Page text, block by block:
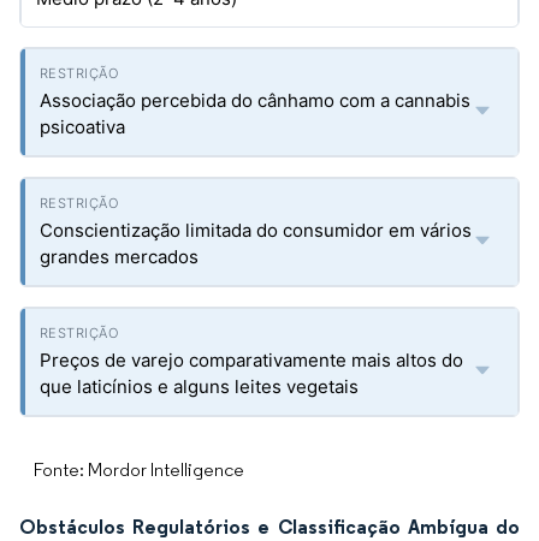
Associação percebida do cânhamo com a cannabis
psicoativa
Conscientização limitada do consumidor em vários
grandes mercados
Preços de varejo comparativamente mais altos do
que laticínios e alguns leites vegetais
Fonte: Mordor Intelligence
Obstáculos Regulatórios e Classificação Ambígua do